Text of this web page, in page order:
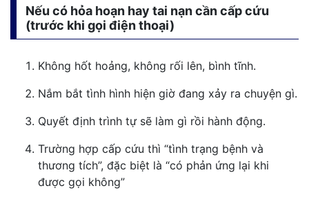
Nếu có hỏa hoạn hay tai nạn cần cấp cứu
(trước khi gọi điện thoại)
Không hốt hoảng, không rối lên, bình tĩnh.
Nắm bắt tình hình hiện giờ đang xảy ra chuyện gì.
Quyết định trình tự sẽ làm gì rồi hành động.
Trường hợp cấp cứu thì “tình trạng bệnh và
thương tích”, đặc biệt là “có phản ứng lại khi
được gọi không”